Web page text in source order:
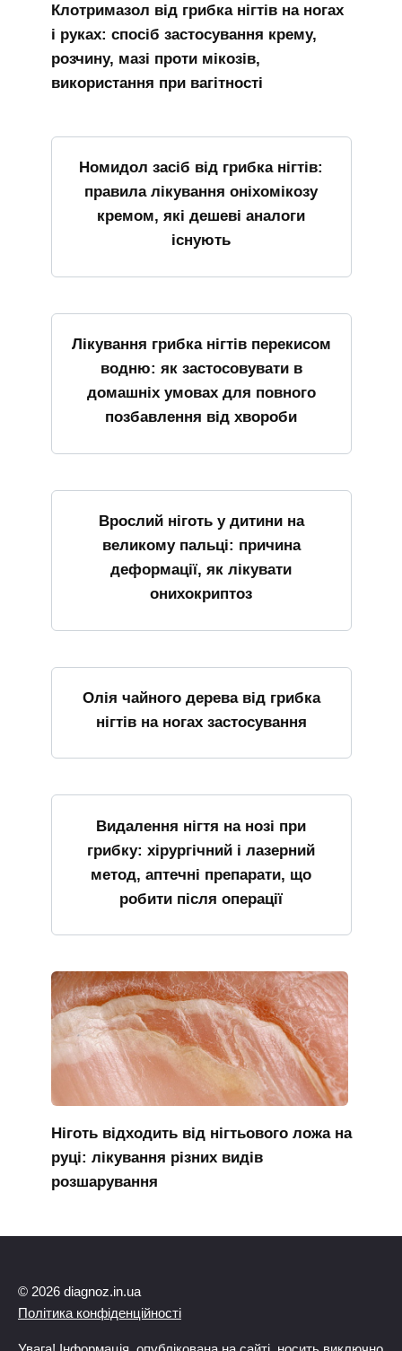
Клотримазол від грибка нігтів на ногах
і руках: спосіб застосування крему,
розчину, мазі проти мікозів,
використання при вагітності
Номидол засіб від грибка нігтів:
правила лікування оніхомікозу
кремом, які дешеві аналоги
існують
Лікування грибка нігтів перекисом
водню: як застосовувати в
домашніх умовах для повного
позбавлення від хвороби
Врослий ніготь у дитини на
великому пальці: причина
деформації, як лікувати
онихокриптоз
Олія чайного дерева від грибка
нігтів на ногах застосування
Видалення нігтя на нозі при
грибку: хірургічний і лазерний
метод, аптечні препарати, що
робити після операції
Ніготь відходить від нігтьового ложа на
руці: лікування різних видів
розшарування
© 2026 diagnoz.in.ua
Політика конфіденційності